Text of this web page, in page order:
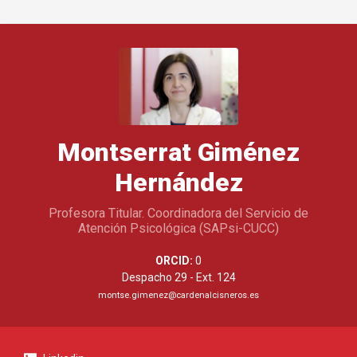
Montserrat Giménez
Hernández
Profesora Titular. Coordinadora del Servicio de
Atención Psicológica (SAPsi-CUCC)
ORCID: 0
Despacho 29 - Ext. 124
montse.gimenez@cardenalcisneros.es